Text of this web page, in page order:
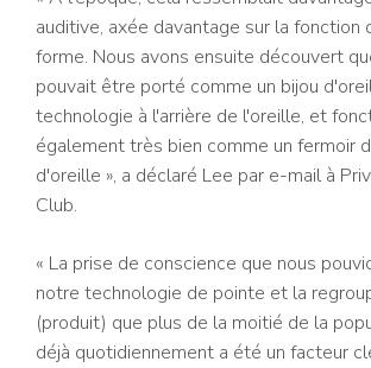
auditive, axée davantage sur la fonction
forme. Nous avons ensuite découvert
pouvait être porté comme un bijou
technologie à l'arrière de l'oreille, et
également très bien comme un fermoir
d'oreille », a déclaré Lee par e-mail à
Club.
« La prise de conscience que nous
notre technologie de pointe et la
(produit) que plus de la moitié de la
déjà quotidiennement a été un facteur